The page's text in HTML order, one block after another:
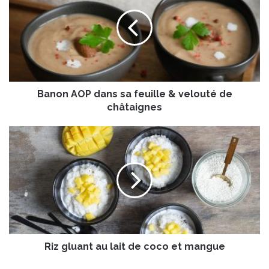
n
d
s
a
f
i
l
l
e
Banon AOP dans sa feuille & velouté de
châtaignes
R
i
z
u
a
n
t
Riz gluant au lait de coco et mangue